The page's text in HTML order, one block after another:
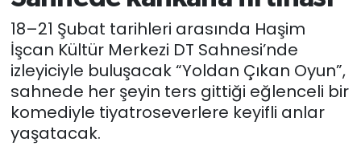
18–21 Şubat tarihleri arasında Haşim
İşcan Kültür Merkezi DT Sahnesi’nde
izleyiciyle buluşacak “Yoldan Çıkan Oyun”,
sahnede her şeyin ters gittiği eğlenceli bir
komediyle tiyatroseverlere keyifli anlar
yaşatacak.
Video
Eğitim
Kültür-sanat
Ekonomi
Kültür-sanat
Sağlık
Tüm Manşetler
Son Dakika Haberleri
Haber Arşivi